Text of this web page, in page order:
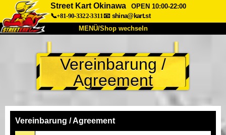
Street Kart Okinawa
OPEN 10:00-22:00
📞+81-90-3322-3311📧 shina@kart.st
MENÜ/Shop wechseln
Über uns Spezifikationen Preise
Anfahrt Bewertungen FAQ
Shop wechseln
Vereinbarung /
Agreement
Vereinbarung / Agreement